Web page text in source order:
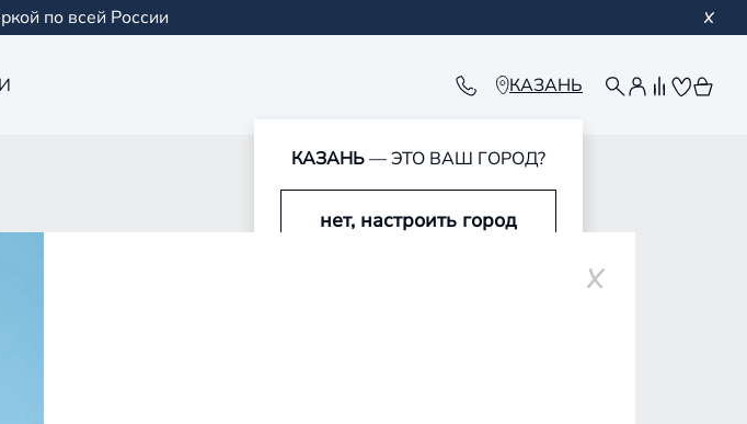
по всей России
КАЗАНЬ
КАЗАНЬ— ЭТО ВАШ ГОРОД?
нет, настроить город
Йошкар-Оле